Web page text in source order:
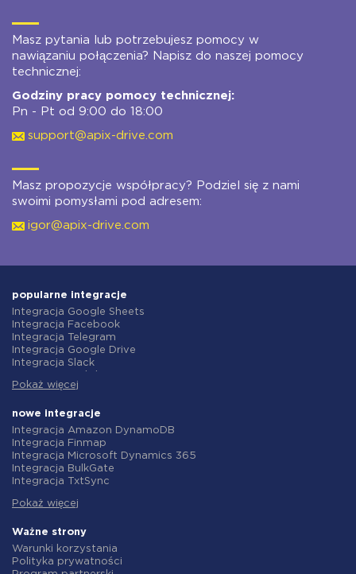
Masz pytania lub potrzebujesz pomocy w
nawiązaniu połączenia? Napisz do naszej pomocy
technicznej:
Godziny pracy pomocy technicznej:
Pn - Pt od 9:00 do 18:00
support@apix-drive.com
Masz propozycje współpracy? Podziel się z nami
swoimi pomysłami pod adresem:
igor@apix-drive.com
popularne integracje
Integracja Google Sheets
Integracja Facebook
Integracja Telegram
Integracja Google Drive
Integracja Slack
Integracja Gmail
Integracja ClickUp
Integracja Airtable
Integracja Google Contacts
Integracja OpenAI (ChatGPT)
Integracja Instagram
Integracja ActiveCampaign
Integracja Salesforce CRM
Integracja Notion
Integracja AWeber
Integracja Asana
Pokaż więcej
nowe integracje
Integracja Amazon DynamoDB
Integracja Finmap
Integracja Microsoft Dynamics 365
Integracja BulkGate
Integracja TxtSync
Integracja Corezoid
Integracja Instasent
Integracja AtomPark
Integracja TXTImpact
Integracja Campaign Monitor
Pokaż więcej
Ważne strony
Warunki korzystania
Polityka prywatności